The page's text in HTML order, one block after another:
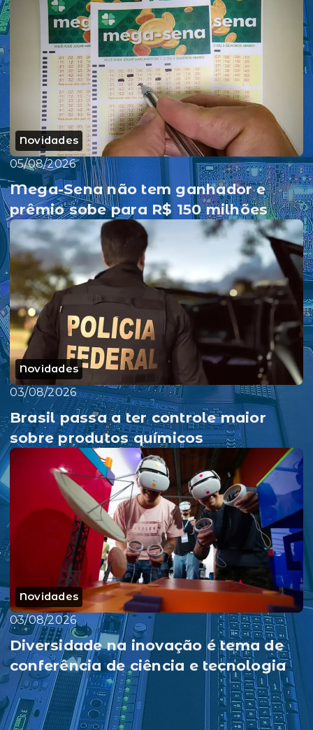
Novidades
05/08/2026
Mega-Sena não tem ganhador e
prêmio sobe para R$ 150 milhões
Novidades
03/08/2026
Brasil passa a ter controle maior
sobre produtos químicos
Novidades
03/08/2026
Diversidade na inovação é tema de
conferência de ciência e tecnologia